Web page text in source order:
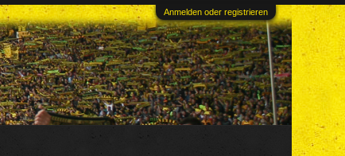
Anmelden oder registrieren